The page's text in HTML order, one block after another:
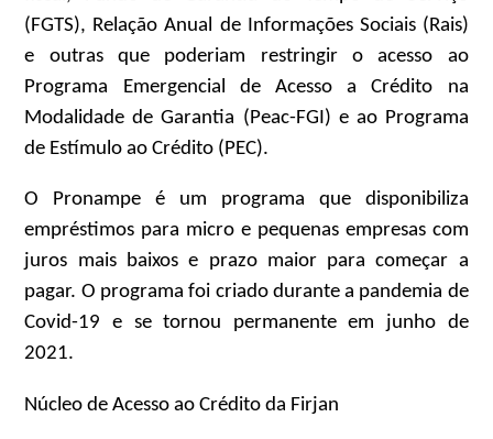
(FGTS), Relação Anual de Informações Sociais (Rais)
e outras que poderiam restringir o acesso ao
Programa Emergencial de Acesso a Crédito na
Modalidade de Garantia (Peac-FGI) e ao Programa
de Estímulo ao Crédito (PEC).
O Pronampe é um programa que disponibiliza
empréstimos para micro e pequenas empresas com
juros mais baixos e prazo maior para começar a
pagar. O programa foi criado durante a pandemia de
Covid-19 e se tornou permanente em junho de
2021.
Núcleo de Acesso ao Crédito da Firjan